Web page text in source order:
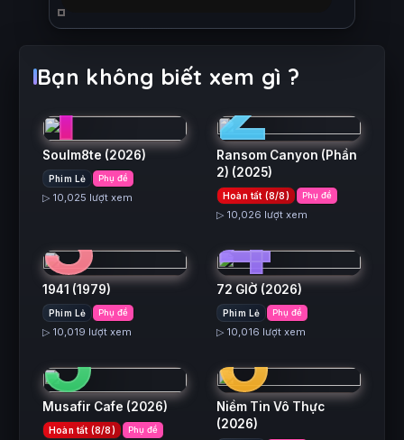
Bạn không biết xem gì ?
1
Soulm8te (2026)
Phim Lẻ Phụ đề
▷ 10,025 lượt xem
2
Ransom Canyon (Phần
2) (2025)
Hoàn tất (8/8) Phụ đề
▷ 10,026 lượt xem
3
1941 (1979)
Phim Lẻ Phụ đề
▷ 10,019 lượt xem
4
72 GIỜ (2026)
Phim Lẻ Phụ đề
▷ 10,016 lượt xem
5
Musafir Cafe (2026)
Hoàn tất (8/8) Phụ đề
6
Niềm Tin Vô Thực
(2026)